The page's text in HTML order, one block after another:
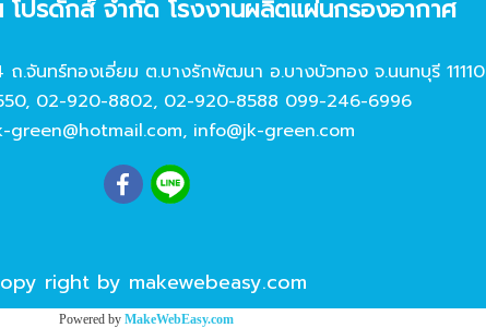
โปรดักส์ จํากัด โรงงานผลิตแผ่นกรองอากาศ
.จันทร์ทองเอี่ยม ต.บางรักพัฒนา อ.บางบัวทอง จ.นนทบุรี 11110
, 02-920-8802, 02-920-8588 099-246-6996
green@hotmail.com, info@jk-green.com
right by makewebeasy.com
Powered by MakeWebEasy.com